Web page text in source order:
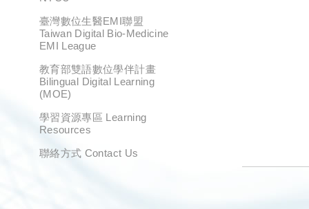
臺灣數位生醫EMI聯盟
Taiwan Digital Bio-Medicine
EMI League
教育部雙語數位學伴計畫
Bilingual Digital Learning
(MOE)
學習資源專區 Learning
Resources
聯絡方式 Contact Us